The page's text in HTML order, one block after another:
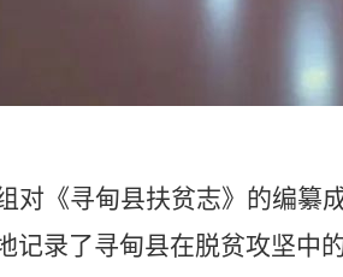
对《寻甸县扶贫志》的编纂
记录了寻甸县在脱贫攻坚中